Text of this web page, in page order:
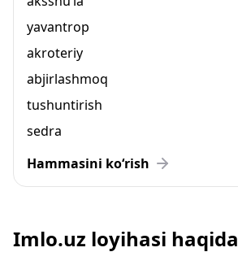
yavantrop
akroteriy
abjirlashmoq
tushuntirish
sedra
Hammasini ko‘rish
Imlo.uz loyihasi haqida